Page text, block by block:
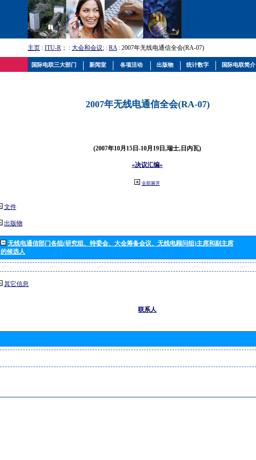
主页 : ITU-R ； : 大会和会议; : RA: 2007年无线电通信全会(RA-07)
2007年无线电通信全会(RA-07)
(2007年10月15日-10月19日,瑞士,日内瓦)
«决议汇编»
全部展开
文件
出版物
无线电通信部门各组(研究组、特委会、大会筹备会议、无线电顾问组)主席和副主席
的候选人
其它信息
联系人
国际电联三大部门 新闻室 各项活动 出版物 统计数字 国际电联简介